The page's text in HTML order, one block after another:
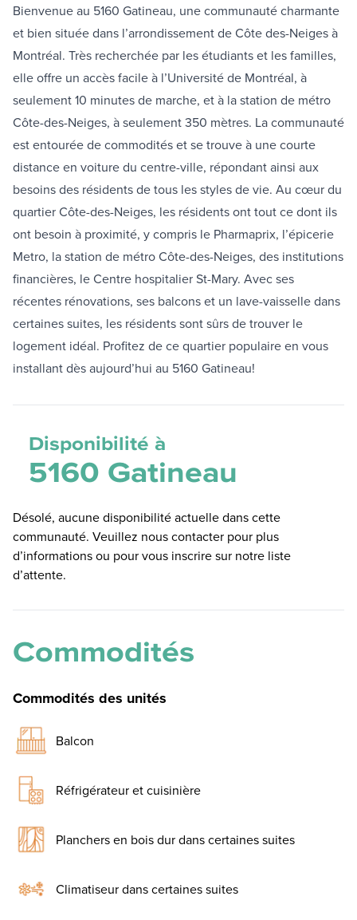
Bienvenue au 5160 Gatineau, une communauté charmante
et bien située dans l’arrondissement de Côte des-Neiges à
Montréal. Très recherchée par les étudiants et les familles,
elle offre un accès facile à l’Université de Montréal, à
seulement 10 minutes de marche, et à la station de métro
Côte-des-Neiges, à seulement 350 mètres. La communauté
est entourée de commodités et se trouve à une courte
distance en voiture du centre-ville, répondant ainsi aux
besoins des résidents de tous les styles de vie. Au cœur du
quartier Côte-des-Neiges, les résidents ont tout ce dont ils
ont besoin à proximité, y compris le Pharmaprix, l’épicerie
Metro, la station de métro Côte-des-Neiges, des institutions
financières, le Centre hospitalier St-Mary. Avec ses
récentes rénovations, ses balcons et un lave-vaisselle dans
certaines suites, les résidents sont sûrs de trouver le
logement idéal. Profitez de ce quartier populaire en vous
installant dès aujourd’hui au 5160 Gatineau!
Disponibilité à
5160 Gatineau
Désolé, aucune disponibilité actuelle dans cette
communauté. Veuillez nous contacter pour plus
d’informations ou pour vous inscrire sur notre liste
d’attente.
Commodités
Commodités des unités
Balcon
Réfrigérateur et cuisinière
Planchers en bois dur dans certaines suites
Climatiseur dans certaines suites